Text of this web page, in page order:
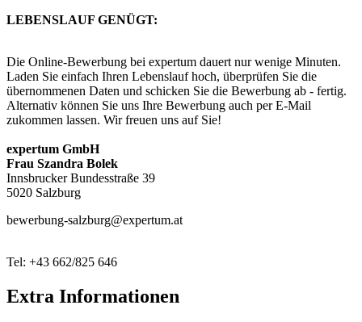
LEBENSLAUF GENÜGT:
Die Online-Bewerbung bei expertum dauert nur wenige Minuten.
Laden Sie einfach Ihren Lebenslauf hoch, überprüfen Sie die
übernommenen Daten und schicken Sie die Bewerbung ab - fertig.
Alternativ können Sie uns Ihre Bewerbung auch per E-Mail
zukommen lassen. Wir freuen uns auf Sie!
expertum GmbH
Frau Szandra Bolek
Innsbrucker Bundesstraße 39
5020 Salzburg
bewerbung-salzburg@expertum.at
Tel: +43 662/825 646
Extra Informationen